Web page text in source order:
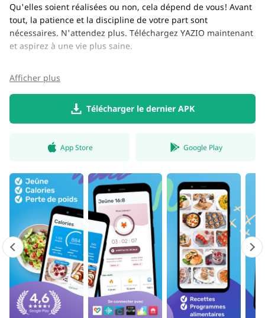
Qu'elles soient réalisées ou non, cela dépend de vous! Avant
tout, la patience et la discipline de votre part sont
nécessaires. N'attendez plus. Téléchargez YAZIO maintenant
et aspirez à une vie plus saine.
Afficher plus
Télécharger le dernier APK
App Store Google Play